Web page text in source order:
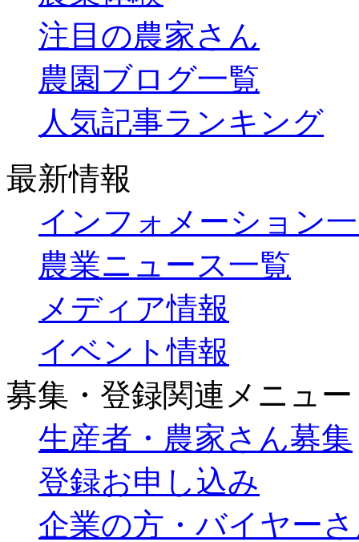
注目の農家さん
農園ブログ一覧
人気記事ランキング
最新情報
インフォメーション
農業ニュース一覧
メディア情報
イベント情報
募集・登録関連メニュー
生産者・農家さん募集
登録お申し込み
企業の方・バイヤー